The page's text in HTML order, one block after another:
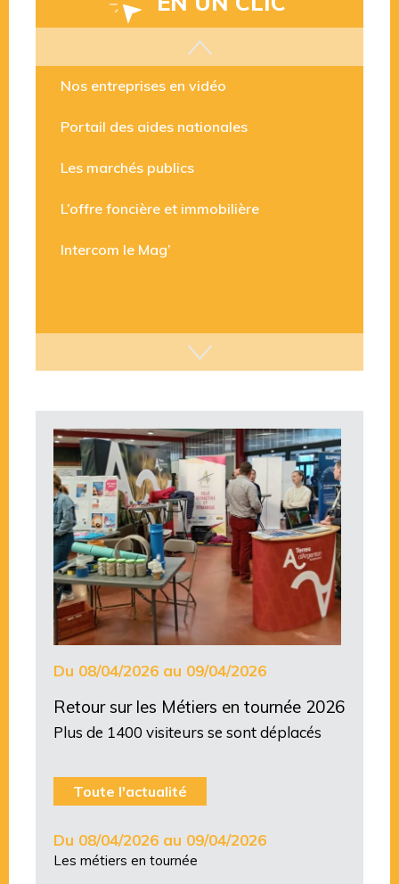
Les aides disponibles
Nos entreprises en vidéo
Portail des aides nationales
Les marchés publics
L’offre foncière et immobilière
Du 08/04/2026 au 09/04/2026
Retour sur les Métiers en tournée 2026
Plus de 1400 visiteurs se sont déplacés
Toute l'actualité
Du 08/04/2026 au 09/04/2026
Les métiers en tournée